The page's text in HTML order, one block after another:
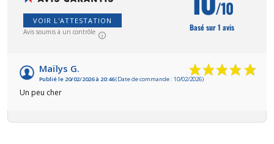
VOIR L'ATTESTATION
Avis soumis à un contrôle
/10
Basé sur 1 avis
Maïlys G.
Publié le 20/02/2026 à 20:46(Date de commande : 10/02/2026)
Un peu cher